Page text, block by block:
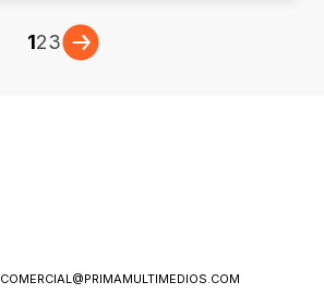
123
COMERCIAL@PRIMAMULTIMEDIOS.COM